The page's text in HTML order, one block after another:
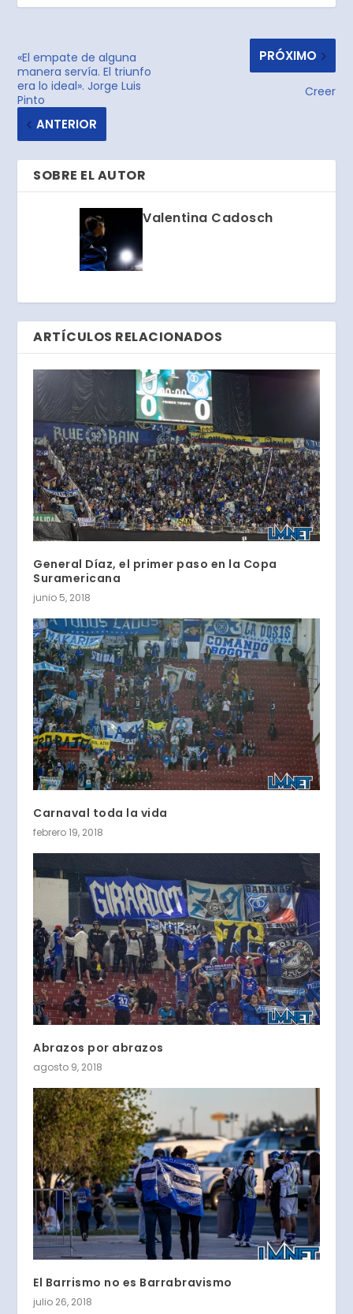
«El empate de alguna
manera servía. El triunfo
era lo ideal». Jorge Luis
Pinto
ANTERIOR
PRÓXIMO
Creer
SOBRE EL AUTOR
Valentina Cadosch
ARTÍCULOS RELACIONADOS
General Díaz, el primer paso en la Copa
Suramericana
junio 5, 2018
Carnaval toda la vida
febrero 19, 2018
Abrazos por abrazos
agosto 9, 2018
El Barrismo no es Barrabravismo
julio 26, 2018